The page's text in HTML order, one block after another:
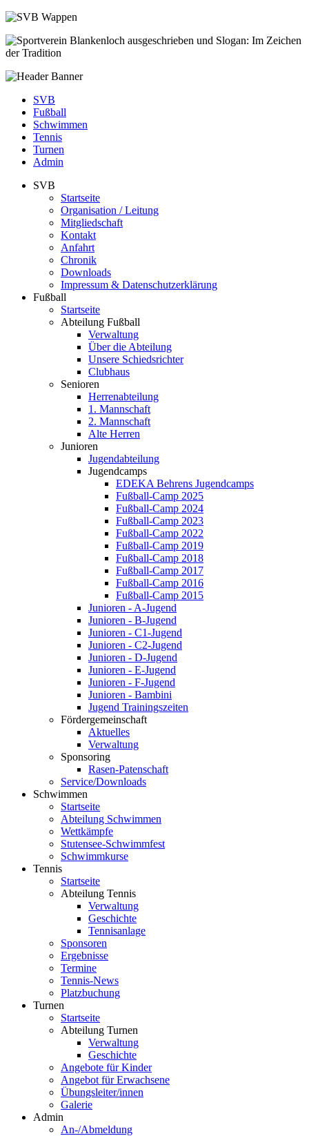
SVB
Fußball
Schwimmen
Tennis
Turnen
Admin
SVB
Startseite
Organisation / Leitung
Mitgliedschaft
Kontakt
Anfahrt
Chronik
Downloads
Impressum & Datenschutzerklärung
Fußball
Startseite
Abteilung Fußball
Verwaltung
Über die Abteilung
Unsere Schiedsrichter
Clubhaus
Senioren
Herrenabteilung
1. Mannschaft
2. Mannschaft
Alte Herren
Junioren
Jugendabteilung
Jugendcamps
EDEKA Behrens Jugendcamps
Fußball-Camp 2025
Fußball-Camp 2024
Fußball-Camp 2023
Fußball-Camp 2022
Fußball-Camp 2019
Fußball-Camp 2018
Fußball-Camp 2017
Fußball-Camp 2016
Fußball-Camp 2015
Junioren - A-Jugend
Junioren - B-Jugend
Junioren - C1-Jugend
Junioren - C2-Jugend
Junioren - D-Jugend
Junioren - E-Jugend
Junioren - F-Jugend
Junioren - Bambini
Jugend Trainingszeiten
Fördergemeinschaft
Aktuelles
Verwaltung
Sponsoring
Rasen-Patenschaft
Service/Downloads
Schwimmen
Startseite
Abteilung Schwimmen
Wettkämpfe
Stutensee-Schwimmfest
Schwimmkurse
Tennis
Startseite
Abteilung Tennis
Verwaltung
Geschichte
Tennisanlage
Sponsoren
Ergebnisse
Termine
Tennis-News
Platzbuchung
Turnen
Startseite
Abteilung Turnen
Verwaltung
Geschichte
Angebote für Kinder
Angebot für Erwachsene
Übungsleiter/innen
Galerie
Admin
An-/Abmeldung